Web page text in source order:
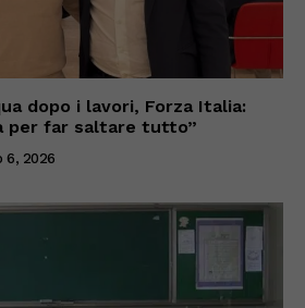
dopo i lavori, Forza Italia:
per far saltare tutto”
6, 2026